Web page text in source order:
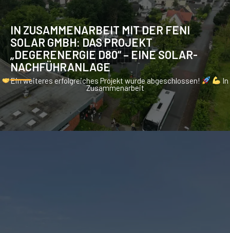
IN ZUSAMMENARBEIT MIT DER FENI
SOLAR GMBH: DAS PROJEKT
„DEGERENERGIE D80“ – EINE SOLAR-
NACHFÜHRANLAGE
Ein weiteres erfolgreiches Projekt wurde abgeschlossen!
In
Zusammenarbeit